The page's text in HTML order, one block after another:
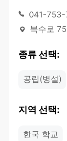
041-753-
복수로
종류 선택:
공립(병설)
지역 선택:
한국 학교